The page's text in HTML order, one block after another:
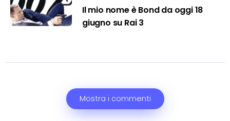
Il mio nome è Bond da oggi 18
giugno su Rai 3
Mostra i commenti